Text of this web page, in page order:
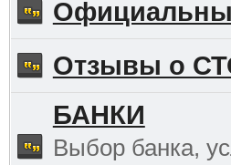
Отзывы о
БАНКИ
Выбор банка,